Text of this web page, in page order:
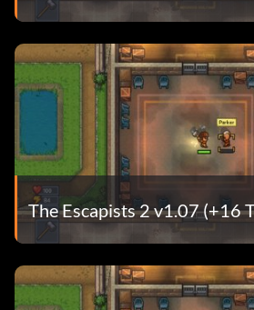
The Escapists 2 v1.07 (+16